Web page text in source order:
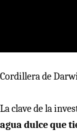
Cordillera de
La clave de la
agua dulce que